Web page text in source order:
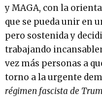
y MAGA, con la
que se pueda unir en
pero sostenida y
trabajando
vez más personas a
torno a la urgente
régimen fascista de